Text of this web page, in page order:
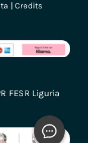
| Credits
FESR Liguria